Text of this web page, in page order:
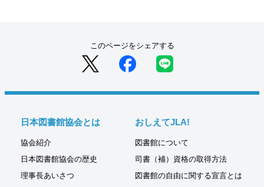
このページをシェアする
日本図書館協会とは
協会紹介
日本図書館協会の歴史
理事長あいさつ
おしえてJLA!
図書館について
司書（補）資格の取得方法
図書館の自由に関する宣言とは